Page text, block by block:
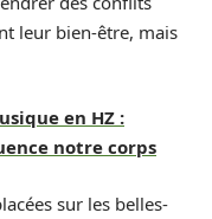
leur bien-être, mais
en HZ :
notre corps
sur les belles-